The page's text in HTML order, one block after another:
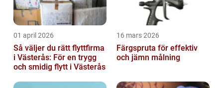
01 april 2026
Så väljer du rätt flyttfirma
i Västerås: För en trygg
och smidig flytt i Västerås
16 mars 2026
Färgspruta för effektiv
och jämn målning